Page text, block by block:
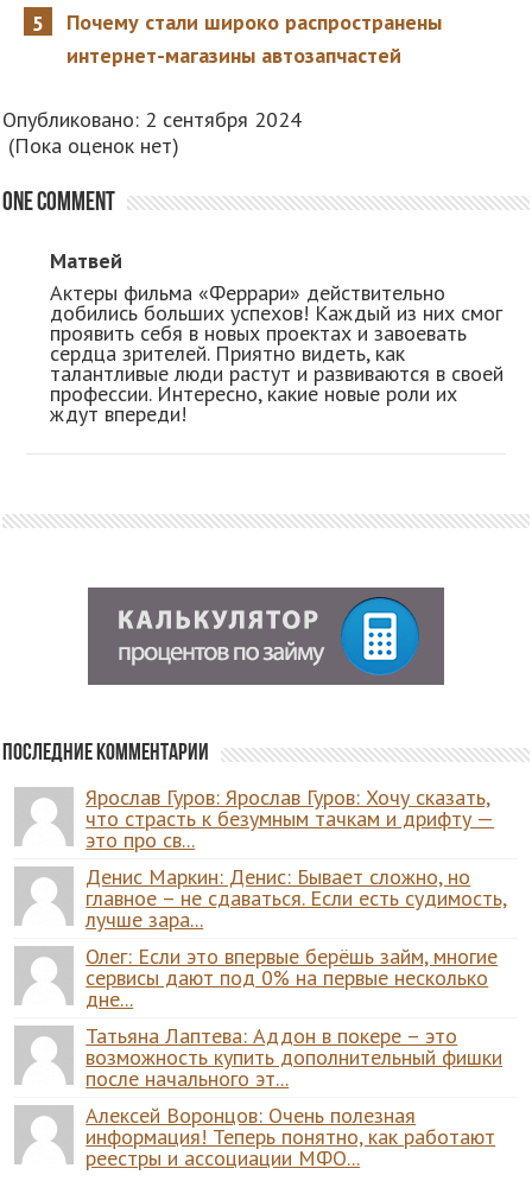
Почему стали широко распространены
интернет-магазины автозапчастей
Опубликовано: 2 сентября 2024
(Пока оценок нет)
One comment
Матвей
Актеры фильма «Феррари» действительно
добились больших успехов! Каждый из них смог
проявить себя в новых проектах и завоевать
сердца зрителей. Приятно видеть, как
талантливые люди растут и развиваются в своей
профессии. Интересно, какие новые роли их
ждут впереди!
Последние комментарии
Ярослав Гуров: Ярослав Гуров: Хочу сказать,
что страсть к безумным тачкам и дрифту —
это про св...
Денис Маркин: Денис: Бывает сложно, но
главное – не сдаваться. Если есть судимость,
лучше зара...
Олег: Если это впервые берёшь займ, многие
сервисы дают под 0% на первые несколько
дне...
Татьяна Лаптева: Аддон в покере – это
возможность купить дополнительный фишки
после начального эт...
Алексей Воронцов: Очень полезная
информация! Теперь понятно, как работают
реестры и ассоциации МФО...